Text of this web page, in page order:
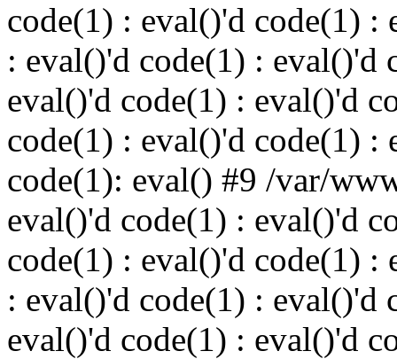
code(1) : eval()'d code(1) :
: eval()'d code(1) : eval()'d
eval()'d code(1) : eval()'d
code(1) : eval()'d code(1) :
code(1): eval() #9 /var/
eval()'d code(1) : eval()'d
code(1) : eval()'d code(1) :
: eval()'d code(1) : eval()'d
eval()'d code(1) : eval()'d